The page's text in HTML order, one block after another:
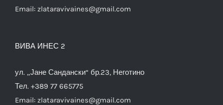
Email: zlataravivaines@gmail.com
ВИВА ИНЕС 2
ул. „Јане Сандански“ бр.23, Неготино
Тел. +389 77 665775
Email: zlataravivaines@gmail.com